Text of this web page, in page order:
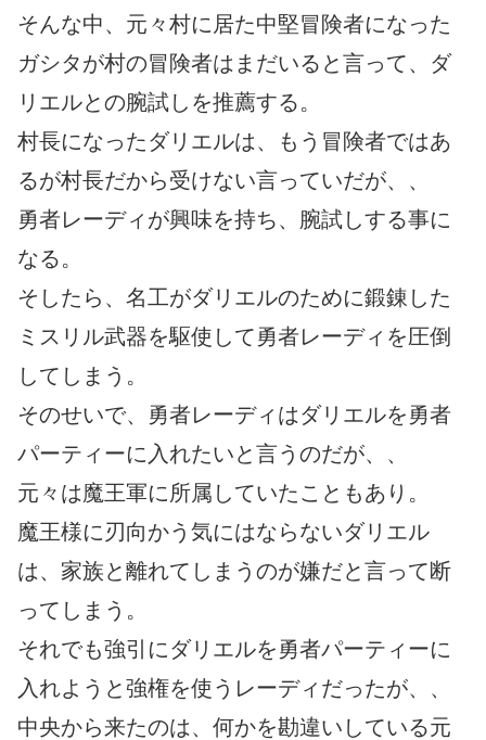
そんな中、元々村に居た中堅冒険者になった
ガシタが村の冒険者はまだいると言って、ダ
リエルとの腕試しを推薦する。
村長になったダリエルは、もう冒険者ではあ
るが村長だから受けない言っていだが、、
勇者レーディが興味を持ち、腕試しする事に
なる。
そしたら、名工がダリエルのために鍛錬した
ミスリル武器を駆使して勇者レーディを圧倒
してしまう。
そのせいで、勇者レーディはダリエルを勇者
パーティーに入れたいと言うのだが、、
元々は魔王軍に所属していたこともあり。
魔王様に刃向かう気にはならないダリエル
は、家族と離れてしまうのが嫌だと言って断
ってしまう。
それでも強引にダリエルを勇者パーティーに
入れようと強権を使うレーディだったが、、
中央から来たのは、何かを勘違いしている元